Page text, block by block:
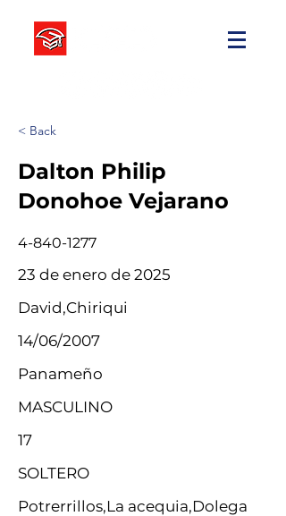
< Back
Dalton Philip
Donohoe Vejarano
4-840-1277
23 de enero de 2025
David,Chiriqui
14/06/2007
Panameño
MASCULINO
17
SOLTERO
Potrerrillos,La acequia,Dolega